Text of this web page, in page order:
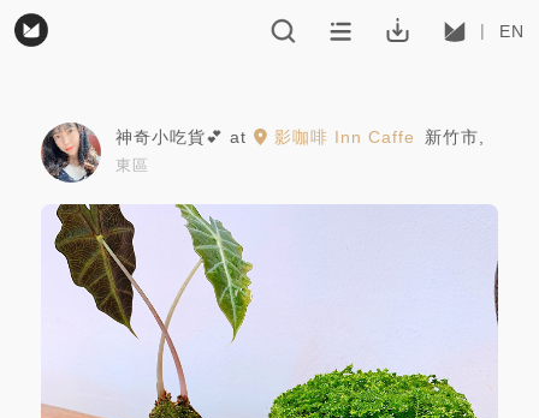
EN
神奇小吃貨💕 at 影咖啡 Inn Caffe 新竹市
東區